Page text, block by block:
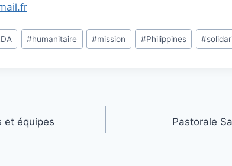
#humanitaire #mission #Philippines #
et équipes
Pastorale